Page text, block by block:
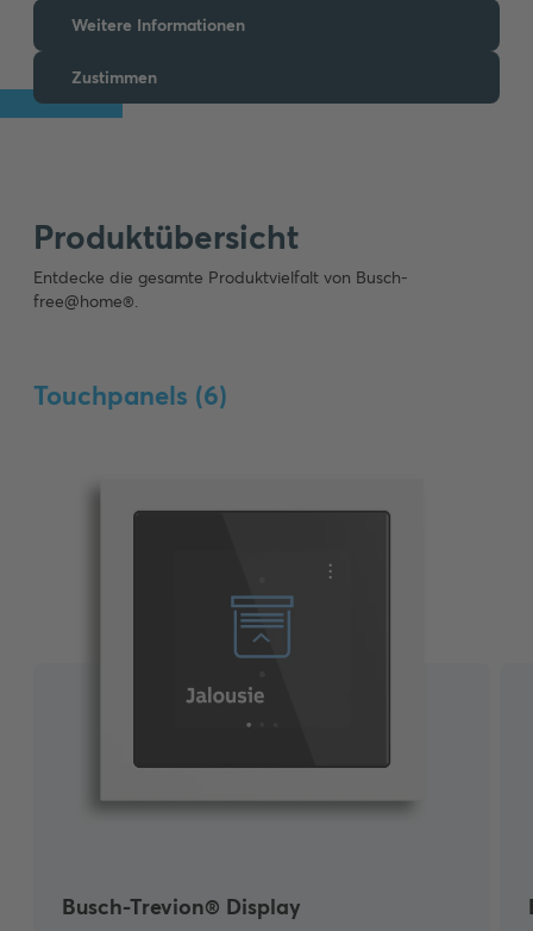
Weitere Informationen
Zustimmen
Produktübersicht
Entdecke die gesamte Produktvielfalt von Busch-
free@home®.
Touchpanels (6)
Busch-Trevion® Display